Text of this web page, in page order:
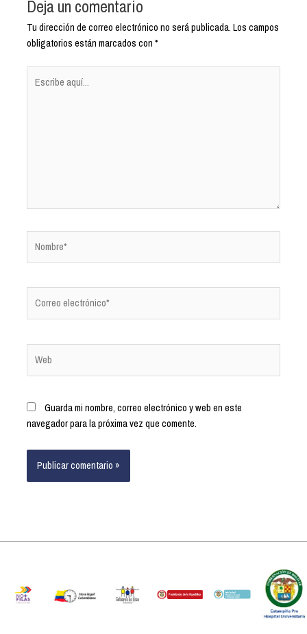
Deja un comentario
Tu dirección de correo electrónico no será publicada. Los campos
obligatorios están marcados con*
Guarda mi nombre, correo electrónico y web en este
navegador para la próxima vez que comente.